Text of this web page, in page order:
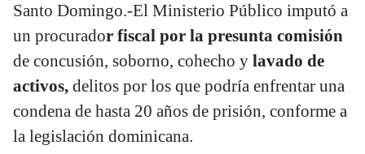
Santo Domingo.-El Ministerio Público imputó a
un procurador fiscal por la presunta comisión
de concusión, soborno, cohecho y lavado de
activos, delitos por los que podría enfrentar una
condena de hasta 20 años de prisión, conforme a
la legislación dominicana.